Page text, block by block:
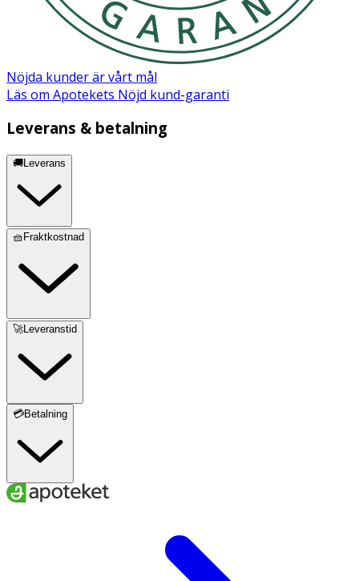
Nöjda kunder är vårt mål
Läs om Apotekets Nöjd kund-garanti
Leverans & betalning
🚚Leverans
🧺Fraktkostnad
🚀Leveranstid
💳Betalning